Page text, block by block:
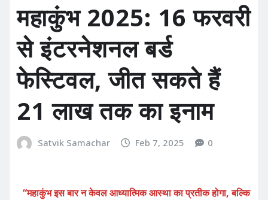
महाकुंभ 2025: 16 फरवरी
से इंटरनेशनल बर्ड
फेस्टिवल, जीत सकते हैं
21 लाख तक का इनाम
Satvik Samachar Feb 7, 2025 0
“महाकुंभ इस बार न केवल आध्यात्मिक आस्था का प्रतीक होगा, बल्कि